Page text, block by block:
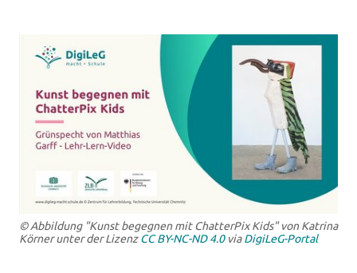
© Abbildung "Kunst begegnen mit ChatterPix Kids" von Katrina
Körner unter der LizenzCC BY-NC-ND 4.0viaDigiLeG-Portal